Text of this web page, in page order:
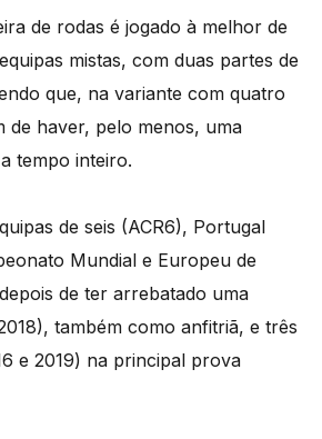
de rodas é jogado à melhor de
mistas, com duas partes de
que, na variante com quatro
de haver, pelo menos, uma
tempo inteiro.
de seis (ACR6), Portugal
Mundial e Europeu de
de ter arrebatado uma
também como anfitriã, e três
e 2019) na principal prova